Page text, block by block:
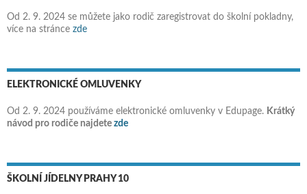
Od 2. 9. 2024 se můžete jako rodič zaregistrovat do školní pokladny,
více na stránce zde
ELEKTRONICKÉ OMLUVENKY
Od 2. 9. 2024 používáme elektronické omluvenky v Edupage. Krátký
návod pro rodiče najdete zde
ŠKOLNÍ JÍDELNY PRAHY 10